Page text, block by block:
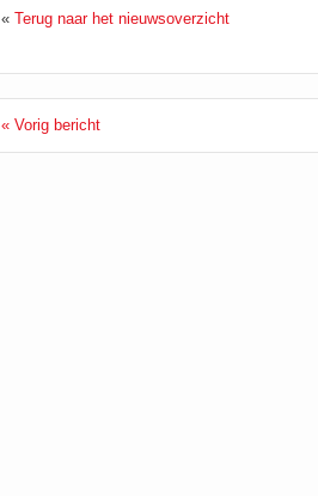
« Terug naar het nieuwsoverzicht
« Vorig bericht